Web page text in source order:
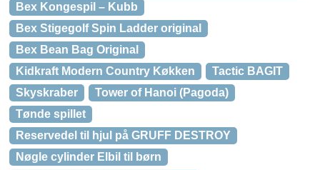
Bex Kongespil – Kubb
Bex Stigegolf Spin Ladder original
Bex Bean Bag Original
Kidkraft Modern Country Køkken
Tactic BAGIT
Skyskraber
Tower of Hanoi (Pagoda)
Tønde spillet
Reservedel til hjul på GRUFF DESTROY
Nøgle cylinder Elbil til børn